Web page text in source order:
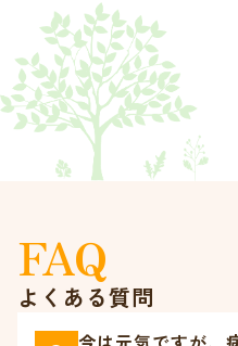
FAQ
よくある質問